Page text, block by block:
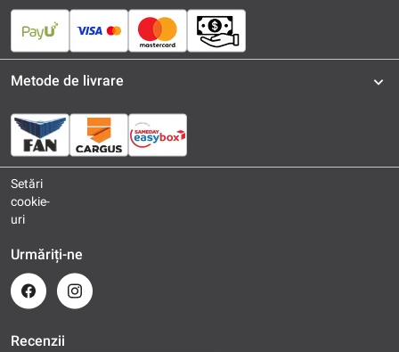
Metode de livrare
Setări
cookie-
uri
Urmăriți-ne
Recenzii